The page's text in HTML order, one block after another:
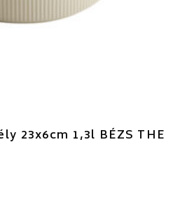
23x6cm 1,3l BÉZS THE